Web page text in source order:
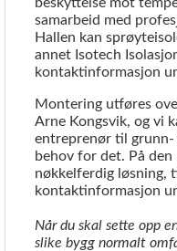
samarbeid med
Hallen kan
annet Isotech
kontaktinformasjon
Montering utføres
Arne Kongsvik, og vi
entreprenør til grunn-
behov for det. På
nøkkelferdig løsning,
kontaktinformasjon
Når du skal sette opp
slike bygg normalt